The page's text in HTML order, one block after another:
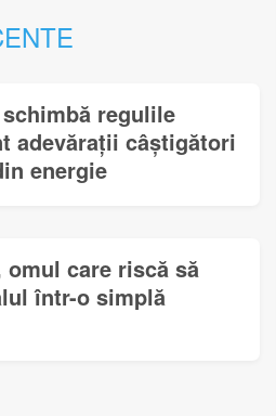
regulile
adevărații câștigători
energie
care riscă să
într-o simplă